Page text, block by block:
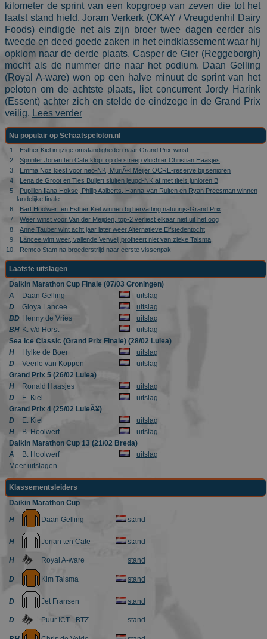
kilometer de sprint van een kopgroep van zeven die tot het
laatst stand hield. Joram Verkerk (OKAY / Vreugdenhil Dairy
Foods) eindigde net als zijn broer twee dagen eerder als
tweede en deed goede zaken in het eindklassement waar hij
opklom naar de derde plaats. Casper de Gier (Reggeborgh)
mocht als de nummer drie naar het podium. Daan Gelling
(Royal A-ware) won op een halve minuut de sprint van het
peloton om de achtste plaats, liet concurrent Jordy Harink
(Essent) achter zich en stelde de eindzege in de Grand Prix
veilig. Lees verder
Nu populair op Schaatspeloton.nl
Esther Kiel in ijzige omstandigheden naar Grand Prix-winst
Sprinter Jorian ten Cate klopt op de streep vluchter Christian Haasjes
Emma Noz kiest voor neo-NK, MuriÃ«l Meijer OCRE-reserve bij senioren
Lena de Groot en Ties Buijert sluiten jeugd-NK af met titels junioren B
Pupillen Ilana Hokse, Philip Aalberts, Hanna van Ruiten en Ryan Preesman winnen
landelijke finale
Bart Hoolwerf en Esther Kiel winnen bij hervatting natuurijs-Grand Prix
Weer winst voor Van der Meijden, top-2 verliest elkaar niet uit het oog
Anne Tauber wint acht jaar later weer Alternatieve Elfstedentocht
Lancee wint weer, vallende Verweij profiteert niet van zieke Talsma
Remco Stam na broederstrijd naar eerste vissenpak
Laatste uitslagen
Daikin Marathon Cup Finale (07/03 Groningen)
A
Daan Gelling
uitslag
D
Gioya Lancee
uitslag
BD Henny de Vries
uitslag
BH K. v/d Horst
uitslag
Sea Ice Classic (Grand Prix Finale) (28/02 Lulea)
H
Hylke de Boer
uitslag
D
Veerle van Koppen
uitslag
Grand Prix 5 (26/02 Lulea)
H
Ronald Haasjes
uitslag
D
E. Kiel
uitslag
Grand Prix 4 (25/02 LuleÃ¥)
D
E. Kiel
uitslag
H
B. Hoolwerf
uitslag
Daikin Marathon Cup 13 (21/02 Breda)
A
B. Hoolwerf
uitslag
Meer uitslagen
Klassementsleiders
Daikin Marathon Cup
H
Daan Gelling stand
H Jorian ten Cate stand
H Royal A-ware stand
D Kim Talsma stand
D Jet Fransen stand
D Puur ICT - BTZ stand
Naam
Aanbieder/
Domein
Vervaldatum
_ga
Google LLC
.schaatspeloton.nl
1 jaar 1
maand
This cookie
name is
asssociated
with Google
Universal
Analytics -
which is a
significant
update to
commonly
analytics
to
unique users
by assigning
request in a
to calculate
Google LLC
.schaatspeloton.nl
cookie and
2017 no